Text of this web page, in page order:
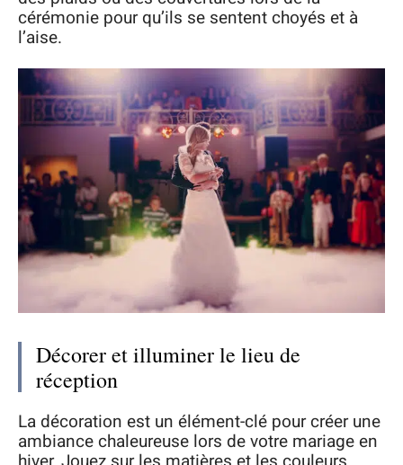
cérémonie pour qu’ils se sentent choyés et à
l’aise.
Décorer et illuminer le lieu de
réception
La décoration est un élément-clé pour créer une
ambiance chaleureuse lors de votre mariage en